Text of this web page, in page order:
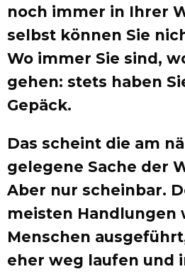
noch immer in Ihrer
selbst können Sie
Wo immer Sie sind,
gehen: stets haben
Gepäck.
Das scheint die am
gelegene Sache der
Aber nur scheinbar.
meisten Handlungen
Menschen
eher weg laufen und